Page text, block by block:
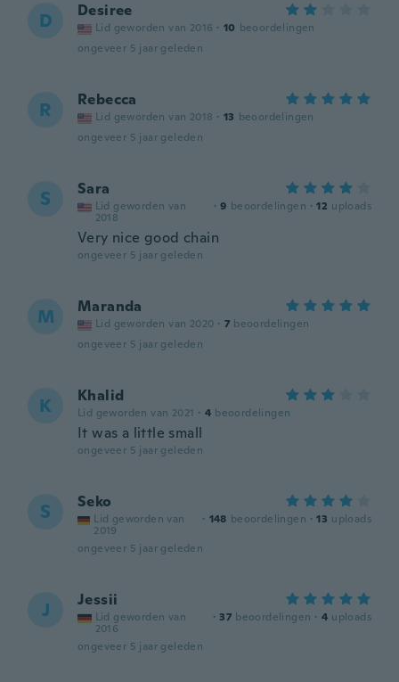
D Desiree
Lid geworden van 2016 · 10 beoordelingen
ongeveer 5 jaar geleden
R Rebecca
Lid geworden van 2018 · 13 beoordelingen
ongeveer 5 jaar geleden
S Sara
Lid geworden van
2018
· 9 beoordelingen · 12 uploads
Very nice good chain
ongeveer 5 jaar geleden
M Maranda
Lid geworden van 2020 · 7 beoordelingen
ongeveer 5 jaar geleden
K Khalid
Lid geworden van 2021 · 4 beoordelingen
It was a little small
ongeveer 5 jaar geleden
S Seko
Lid geworden van
2019
· 148 beoordelingen · 13 uploads
ongeveer 5 jaar geleden
J Jessii
Lid geworden van
2016
· 37 beoordelingen · 4 uploads
ongeveer 5 jaar geleden